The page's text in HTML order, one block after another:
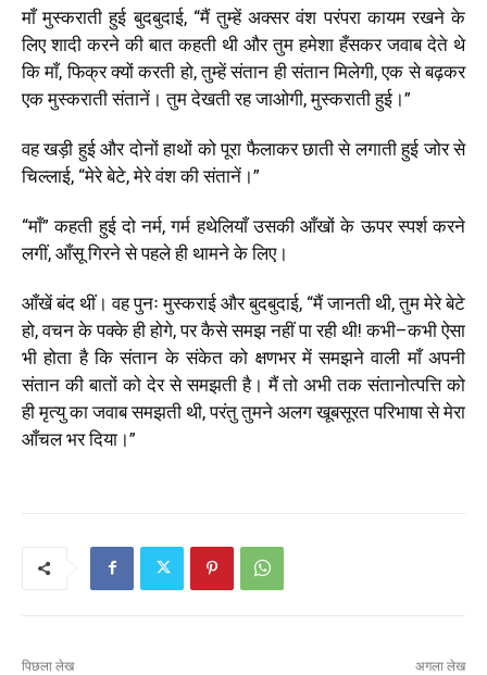
माँ मुस्कराती हुई बुदबुदाई, “मैं तुम्हें अक्सर वंश परंपरा कायम रखने के
लिए शादी करने की बात कहती थी और तुम हमेशा हँसकर जवाब देते थे
कि माँ,फिक्र क्यों करती हो,तुम्हें संतान ही संतान मिलेगी,एक से बढ़कर
एक मुस्कराती संतानें। तुम देखती रह जाओगी,मुस्कराती हुई।”
वह खड़ी हुई और दोनों हाथों को पूरा फैलाकर छाती से लगाती हुई जोर से
चिल्लाई, “मेरे बेटे,मेरे वंश की संतानें।”
“माँ”कहती हुई दो नर्म,गर्म हथेलियाँ उसकी आँखों के ऊपर स्पर्श करने
लगीं, आँसू गिरने से पहले ही थामने के लिए।
आँखें बंद थीं। वह पुनः मुस्कराई और बुदबुदाई, “मैं जानती थी,तुम मेरे बेटे
हो,वचन के पक्के ही होगे,पर कैसे समझ नहीं पा रही थी!कभी–कभी ऐसा
भी होता है कि संतान के संकेत को क्षणभर में समझने वाली माँ अपनी
संतान की बातों को देर से समझती है। मैं तो अभी तक संतानोत्पत्ति को
ही मृत्यु का जवाब समझती थी,परंतु तुमने अलग खूबसूरत परिभाषा से मेरा
आँचल भर दिया।”
पिछला लेख अगला लेख